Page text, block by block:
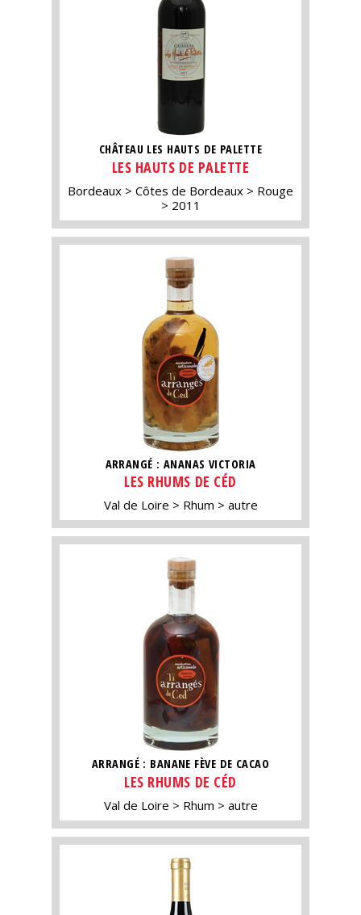
CHÂTEAU LES HAUTS DE PALETTE
LES HAUTS DE PALETTE
Bordeaux Côtes de Bordeaux
Rouge
2011
ARRANGÉ : ANANAS VICTORIA
LES RHUMS DE CÉD
Val de Loire Rhum autre
ARRANGÉ : BANANE FÈVE DE CACAO
LES RHUMS DE CÉD
Val de Loire Rhum autre